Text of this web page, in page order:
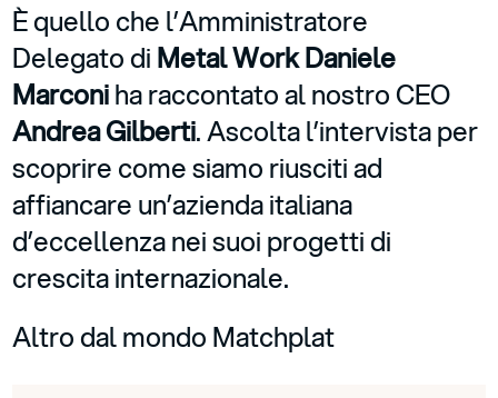
È quello che l’Amministratore
Delegato di Metal WorkDaniele
Marconiha raccontato al nostro CEO
Andrea Gilberti. Ascolta l’intervista per
scoprire come siamo riusciti ad
affiancare un’azienda italiana
d’eccellenza nei suoi progetti di
crescita internazionale.
Altro dal mondo Matchplat